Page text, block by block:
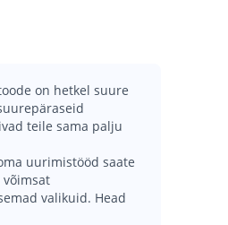
on hetkel suure
teile sama palju
uurimistööd saate
võimsat
valikuid. Head